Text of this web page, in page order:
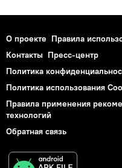
О проекте Правила
Контакты Пресс-центр
Политика
Политика использования
Правила применения
технологий
Обратная связь